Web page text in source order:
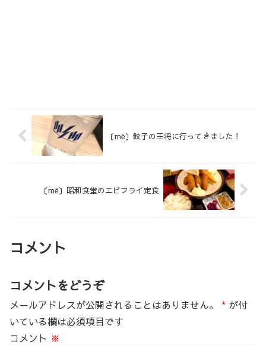
〔më〕餃子の王将に行ってきました！
〔më〕昭和食堂のエビフライ定食
コメント
コメントをどうぞ
メールアドレスが公開されることはありません。 * が付
いている欄は必須項目です
コメント ※